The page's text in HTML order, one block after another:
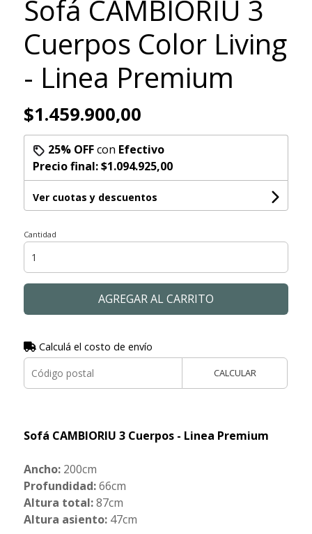
Sofá CAMBIORIU 3
Cuerpos Color Living
- Linea Premium
$1.459.900,00
25% OFFcon Efectivo
Precio final:$1.094.925,00
Ver cuotas y descuentos
Cantidad
AGREGAR AL CARRITO
Calculá el costo de envío
CALCULAR
Sofá CAMBIORIU 3 Cuerpos - Linea Premium
Ancho:200cm
Profundidad:66cm
Altura total:87cm
Altura asiento:47cm